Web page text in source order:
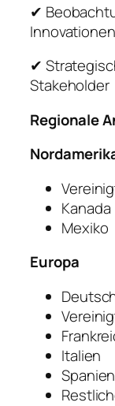
✔
Innovationen
✔
Stakeholder
Regionale
Kanada
Mexiko
Europa
Italien
Spanien